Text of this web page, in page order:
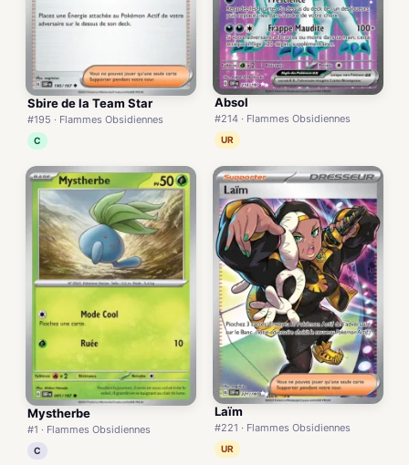
Sbire de la Team Star
#195 · Flammes Obsidiennes
C
Absol
#214 · Flammes Obsidiennes
UR
Mystherbe
#1 · Flammes Obsidiennes
C
Laïm
#221 · Flammes Obsidiennes
UR